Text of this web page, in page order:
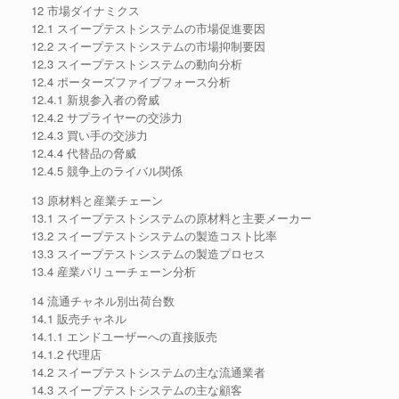
12 市場ダイナミクス
12.1 スイープテストシステムの市場促進要因
12.2 スイープテストシステムの市場抑制要因
12.3 スイープテストシステムの動向分析
12.4 ポーターズファイブフォース分析
12.4.1 新規参入者の脅威
12.4.2 サプライヤーの交渉力
12.4.3 買い手の交渉力
12.4.4 代替品の脅威
12.4.5 競争上のライバル関係
13 原材料と産業チェーン
13.1 スイープテストシステムの原材料と主要メーカー
13.2 スイープテストシステムの製造コスト比率
13.3 スイープテストシステムの製造プロセス
13.4 産業バリューチェーン分析
14 流通チャネル別出荷台数
14.1 販売チャネル
14.1.1 エンドユーザーへの直接販売
14.1.2 代理店
14.2 スイープテストシステムの主な流通業者
14.3 スイープテストシステムの主な顧客